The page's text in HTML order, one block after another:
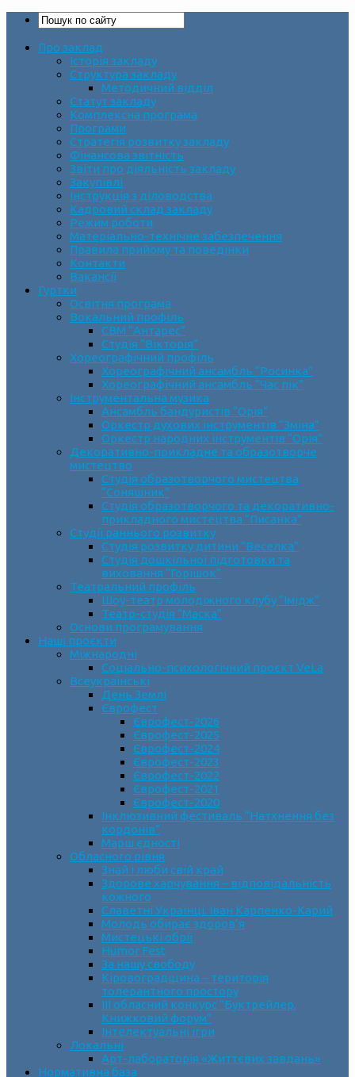
Про заклад
Історія закладу
Структура закладу
Методичний відділ
Статут закладу
Комплексна програма
Програми
Стратегія розвитку закладу
Фінансова звітність
Звіти про діяльність закладу
Закупівлі
Інструкція з діловодства
Кадровий склад закладу
Режим роботи
Матеріально-технічне забезпечення
Правила прийому та поведінки
Контакти
Вакансії
Гуртки
Освітня програма
Вокальний профіль
СВМ “Антарес”
Студія “Вікторія”
Хореографічний профіль
Хореографічний ансамбль “Росинка”
Хореографічний ансамбль “Час пік”
Інструментальна музика
Ансамбль бандуристів “Орія”
Оркестр духових інструментів “Зміна”
Оркестр народних інструментів “Орія”
Декоративно-прикладне та образотворче
мистецтво
Cтудія образотворчого мистецтва
“Соняшник”
Студія образотворчого та декоративно-
прикладного мистецтва “Писанка”
Студії раннього розвитку
Студія розвитку дитини “Веселка”
Студія дошкільної підготовки та
виховання “Горішок”
Театральний профіль
Шоу-театр молодіжного клубу “Імідж”
Театр-студія “Маска”
Основи програмування
Наші проєкти
Міжнародні
Соціально-психологічний проєкт VeLa
Всеукраїнські
День Землі
Єврофест
Єврофест-2026
Єврофест-2025
Єврофест-2024
Єврофест-2023
Єврофест-2022
Єврофест-2021
Єврофест-2020
Інклюзивний фестиваль “Натхнення без
кордонів”
Марш єдності
Обласного рівня
Знай і люби свій край
Здорове харчування – відповідальність
кожного
Славетні Українці. Іван Карпенко-Карий
Молодь обирає здоров’я
Мистецькі обрії
Humor Fest
За нашу свободу
Кіровоградщина – територія
толерантного простору
ІII обласний конкурс “Буктрейлер.
Книжковий форум”
Інтелектуальні ігри
Локальні
Арт-лабораторія «Життєвих завдань»
Нормативна база